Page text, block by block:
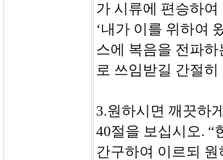
가 시류에 편승하
‘내가 이를 위하여
스에 복음을 전파
로 쓰임받길 간절
3.원하시면 깨끗하
40절을 보십시오. “
간구하여 이르되